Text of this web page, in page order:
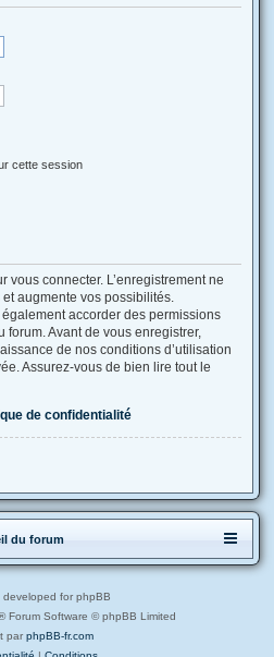
cette session
vous connecter. L’enregistrement ne
augmente vos possibilités.
accorder des permissions
Avant de vous enregistrer,
de nos conditions d’utilisation
Assurez-vous de bien lire tout le
de confidentialité
du forum
developed for phpBB
Forum Software © phpBB Limited
par phpBB-fr.com